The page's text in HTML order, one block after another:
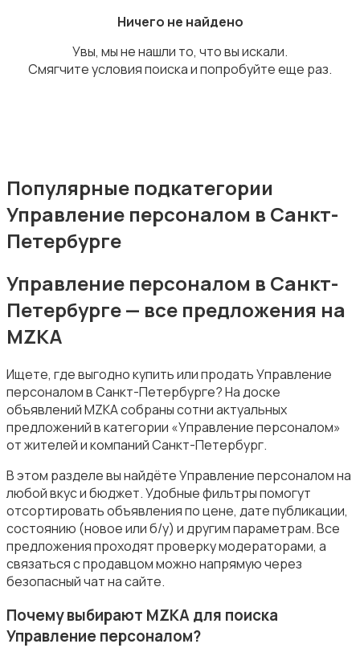
Информационные технологии
Искусство и развлечения
Магазины
Маркетинг и реклама
Ничего не найдено
Увы, мы не нашли то, что вы искали.
Смягчите условия поиска и попробуйте еще раз.
Популярные подкатегории
Управление персоналом в Санкт-
Петербурге
Управление персоналом в Санкт-
Петербурге — все предложения на
MZKA
Ищете, где выгодно купить или продать Управление
персоналом в Санкт-Петербурге? На доске
объявлений MZKA собраны сотни актуальных
предложений в категории «Управление персоналом»
от жителей и компаний Санкт-Петербург.
В этом разделе вы найдёте Управление персоналом на
любой вкус и бюджет. Удобные фильтры помогут
отсортировать объявления по цене, дате публикации,
состоянию (новое или б/у) и другим параметрам. Все
предложения проходят проверку модераторами, а
связаться с продавцом можно напрямую через
безопасный чат на сайте.
Почему выбирают MZKA для поиска
Управление персоналом?